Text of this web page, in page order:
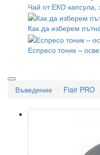
Чай от ЕКО капсула,
Как да изберем
Еспресо тоник –
Въведение Flair PRO